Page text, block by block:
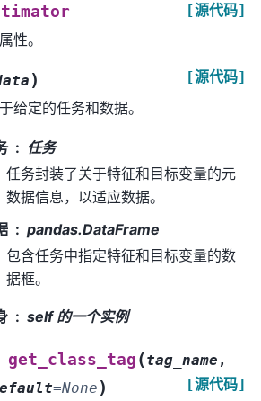
[源代码]
性。
) [源代码]
给定的任务和数据。
任务
任务封装了关于特征和目标变量的元
数据信息，以适应数据。
pandas.DataFrame
包含任务中指定特征和目标变量的数
据框。
self 的一个实例
get_class_tag (tag_name ,
=None ) [源代码]